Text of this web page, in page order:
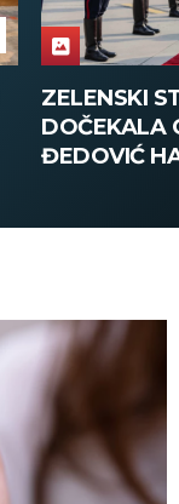
VELIKA
pola tone